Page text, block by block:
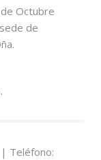
Octubre
de
.
| Teléfono: